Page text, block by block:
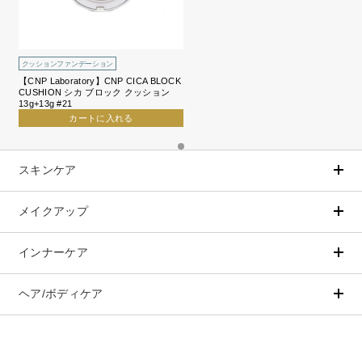
クッションファンデーション
【CNP Laboratory】CNP CICA BLOCK
CUSHION シカ ブロック クッション
13g+13g #21
カートに入れる
スキンケア
アイテムから探す
化粧水
メイクアップ
ベースメイク
インナーケア
成分別で探す
ヘア/ボディケア